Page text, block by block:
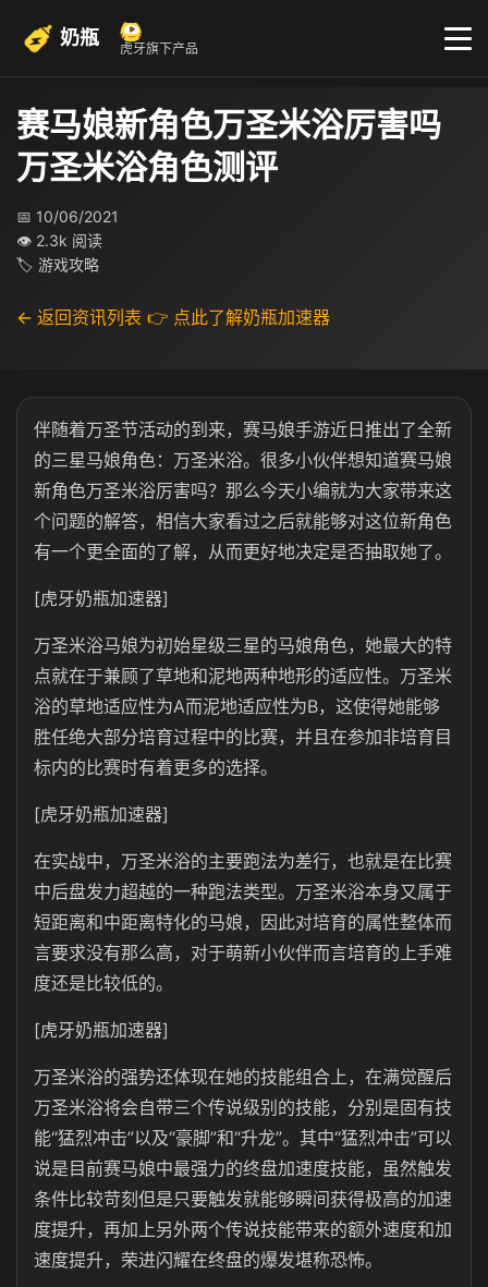
奶瓶 虎牙旗下产品
赛马娘新角色万圣米浴厉害吗
万圣米浴角色测评
📅 10/06/2021
👁 2.3k 阅读
🏷 游戏攻略
← 返回资讯列表 👉 点此了解奶瓶加速器
伴随着万圣节活动的到来，赛马娘手游近日推出了全新
的三星马娘角色：万圣米浴。很多小伙伴想知道赛马娘
新角色万圣米浴厉害吗？那么今天小编就为大家带来这
个问题的解答，相信大家看过之后就能够对这位新角色
有一个更全面的了解，从而更好地决定是否抽取她了。
[虎牙奶瓶加速器]
万圣米浴马娘为初始星级三星的马娘角色，她最大的特
点就在于兼顾了草地和泥地两种地形的适应性。万圣米
浴的草地适应性为A而泥地适应性为B，这使得她能够
胜任绝大部分培育过程中的比赛，并且在参加非培育目
标内的比赛时有着更多的选择。
[虎牙奶瓶加速器]
在实战中，万圣米浴的主要跑法为差行，也就是在比赛
中后盘发力超越的一种跑法类型。万圣米浴本身又属于
短距离和中距离特化的马娘，因此对培育的属性整体而
言要求没有那么高，对于萌新小伙伴而言培育的上手难
度还是比较低的。
[虎牙奶瓶加速器]
万圣米浴的强势还体现在她的技能组合上，在满觉醒后
万圣米浴将会自带三个传说级别的技能，分别是固有技
能“猛烈冲击”以及“豪脚”和“升龙”。其中“猛烈冲击”可以
说是目前赛马娘中最强力的终盘加速度技能，虽然触发
条件比较苛刻但是只要触发就能够瞬间获得极高的加速
度提升，再加上另外两个传说技能带来的额外速度和加
速度提升，荣进闪耀在终盘的爆发堪称恐怖。